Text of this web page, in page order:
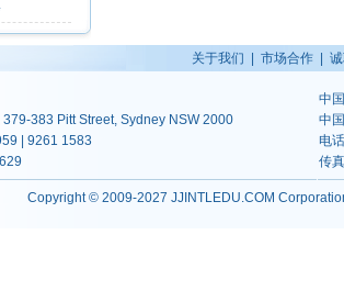
关于我们 市场合作|
383 Pitt Street, Sydney NSW 2000
| 9261 1583
中
中
电
传
Copyright © 2009-2027 JJINTLEDU.COM